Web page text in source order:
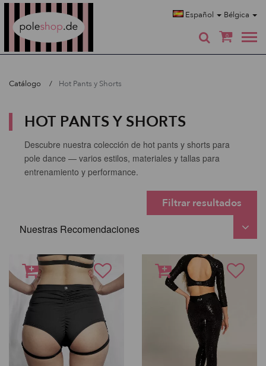
Español Bélgica
0
Catálogo Hot Pants y Shorts
HOT PANTS Y SHORTS
Descubre nuestra colección de hot pants y shorts para
pole dance — varios estilos, materiales y tallas para
entrenamiento y performance.
Filtrar resultados